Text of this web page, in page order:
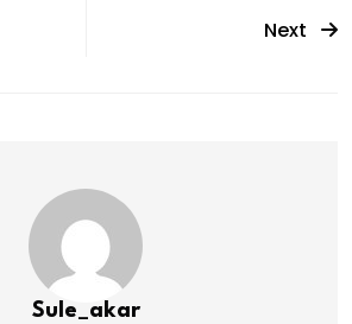
Next
Sule_akar